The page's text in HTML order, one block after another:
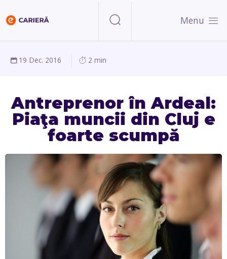
Menu
19 Dec. 2016 2 min
Antreprenor în Ardeal:
Piaţa muncii din Cluj e
foarte scumpă